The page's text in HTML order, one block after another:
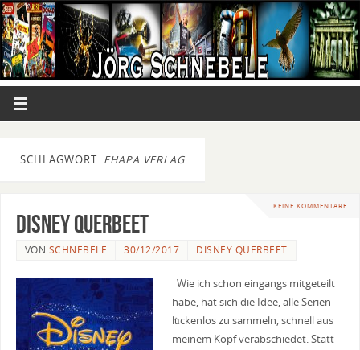
SCHLAGWORT: EHAPA VERLAG
KEINE KOMMENTARE
Disney Querbeet
VON SCHNEBELE 30/12/2017 DISNEY QUERBEET
Wie ich schon eingangs mitgeteilt
habe, hat sich die Idee, alle Serien
lückenlos zu sammeln, schnell aus
meinem Kopf verabschiedet. Statt